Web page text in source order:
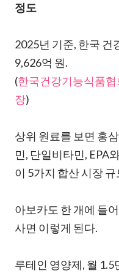
정도
2025년 기준, 한국 건
9,626억 원.
(한국건강기능식품
장)
상위 원료를 보면 홍
민, 단일비타민, EPA
이 5가지 합산 시장
아보카도 한 개에 들
사면 이렇게 된다.
루테인 영양제, 월 1.5